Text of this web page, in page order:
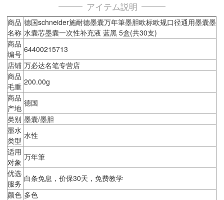
アイテム説明
商品
名称
德国schneider施耐德墨囊万年筆墨胆欧标欧规口径通用墨囊墨
水囊芯墨囊一次性补充液 蓝黑 5盒(共30支)
商品
编号 64400215713
店铺 万必达名笔专营店
商品
毛重 200.00g
商品
产地
德国
类别 墨囊/墨胆
墨水
类型
水性
适用
对象
万年筆
优选
服务
白条免息，价保30天，免费教学
颜色 多色